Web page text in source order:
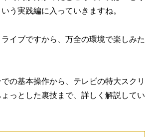
う実践編に入っていきますね。
イブですから、万全の環境で楽しみた
の基本操作から、テレビの特大スクリ
っとした裏技まで、詳しく解説してい